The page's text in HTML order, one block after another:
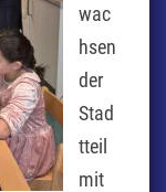
wac
hsen
der
Stad
tteil
mit